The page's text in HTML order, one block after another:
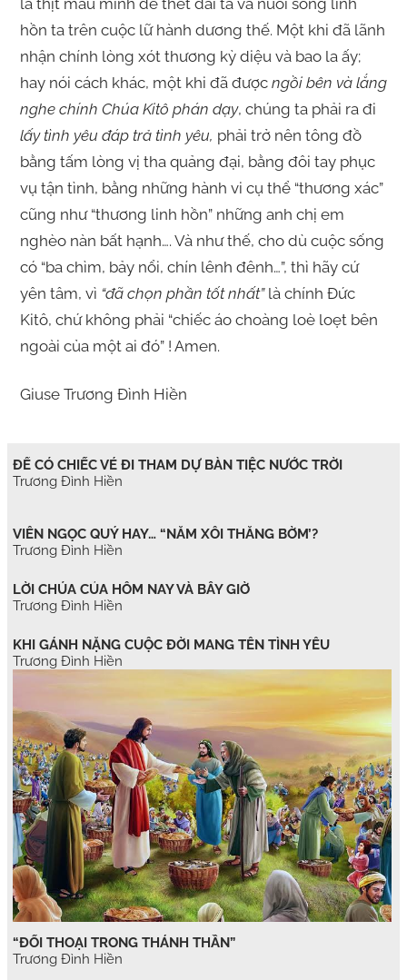
là thịt máu mình để thết đãi ta và nuôi sống linh
hồn ta trên cuộc lữ hành dương thế. Một khi đã lãnh
nhận chính lòng xót thương kỳ diệu và bao la ấy;
hay nói cách khác, một khi đã được ngồi bên và lắng
nghe chính Chúa Kitô phán dạy, chúng ta phải ra đi
lấy tình yêu đáp trả tình yêu, phải trở nên tông đồ
bằng tấm lòng vị tha quảng đại, bằng đôi tay phục
vụ tận tình, bằng những hành vi cụ thể “thương xác”
cũng như “thương linh hồn” những anh chị em
nghèo nàn bất hạnh…. Và như thế, cho dù cuộc sống
có “ba chìm, bảy nổi, chín lênh đênh…”, thì hãy cứ
yên tâm, vì “đã chọn phần tốt nhất”là chính Đức
Kitô, chứ không phải “chiếc áo choàng loè loẹt bên
ngoài của một ai đó” ! Amen.
Giuse Trương Đình Hiền
ĐỂ CÓ CHIẾC VÉ ĐI THAM DỰ BÀN TIỆC NƯỚC TRỜI
Trương Đình Hiền
VIÊN NGỌC QUÝ HAY… “NẮM XÔI THẰNG BỜM’?
Trương Đình Hiền
LỜI CHÚA CỦA HÔM NAY VÀ BÂY GIỜ
Trương Đình Hiền
KHI GÁNH NẶNG CUỘC ĐỜI MANG TÊN TÌNH YÊU
Trương Đình Hiền
“ĐỐI THOẠI TRONG THÁNH THẦN”
Trương Đình Hiền